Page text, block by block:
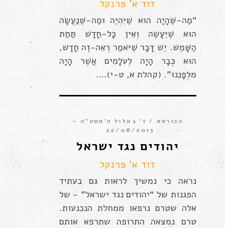
דוד א' פרנקל
“מַה-שֶּׁהָיָה הוּא שֶׁיִּהְיֶה וּמַה-שֶּׁנַּעֲשָׂה
הוּא שֶׁיֵּעָשֶׂה וְאֵין כָּל-חָדָשׁ תַּחַת
הַשָּׁמֶשׁ. יֵשׁ דָּבָר שֶׁיֹּאמַר רְאֵה-זֶה חָדָשׁ,
הוּא כְּבָר הָיָה לְעֹלָמִים אֲשֶׁר הָיָה
מִלְּפָנֵנוּ”. (קהלת א, ט-י)….
הכורסא
ז׳ באלול ה׳תשע״ה –
22/08/2015
יהודים נגד ישראל
דוד א' פרנקל
נראה כי נמשיך לראות גם בעתיד
הפגנות של “יהודים נגד ישראל” – של
אלה שטרם נרפאו ממחלת הנכנעות.
טרם נמצאה התרופה שתרפא אותם